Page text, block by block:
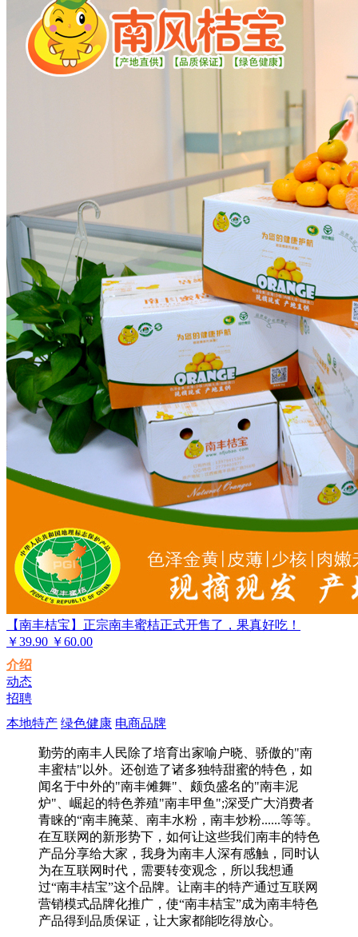
【南丰桔宝】正宗南丰蜜桔正式开售了，果真好吃！
￥39.90 ￥60.00
介绍
动态
招聘
本地特产 绿色健康 电商品牌
勤劳的南丰人民除了培育出家喻户晓、骄傲的"南
丰蜜桔"以外。还创造了诸多独特甜蜜的特色，如
闻名于中外的"南丰傩舞"、颇负盛名的"南丰泥
炉"、崛起的特色养殖"南丰甲鱼";深受广大消费者
青睐的“南丰腌菜、南丰水粉，南丰炒粉......等等。
在互联网的新形势下，如何让这些我们南丰的特色
产品分享给大家，我身为南丰人深有感触，同时认
为在互联网时代，需要转变观念，所以我想通
过“南丰桔宝”这个品牌。让南丰的特产通过互联网
营销模式品牌化推广，使“南丰桔宝”成为南丰特色
产品得到品质保证，让大家都能吃得放心。